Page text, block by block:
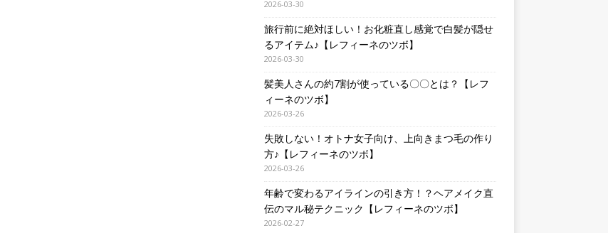
2026-03-30
旅行前に絶対ほしい！お化粧直し感覚で白髪が隠せ
るアイテム♪【レフィーネのツボ】
2026-03-30
髪美人さんの約7割が使っている〇〇とは？【レフ
ィーネのツボ】
2026-03-26
失敗しない！オトナ女子向け、上向きまつ毛の作り
方♪【レフィーネのツボ】
2026-03-26
年齢で変わるアイラインの引き方！？ヘアメイク直
伝のマル秘テクニック【レフィーネのツボ】
2026-02-27